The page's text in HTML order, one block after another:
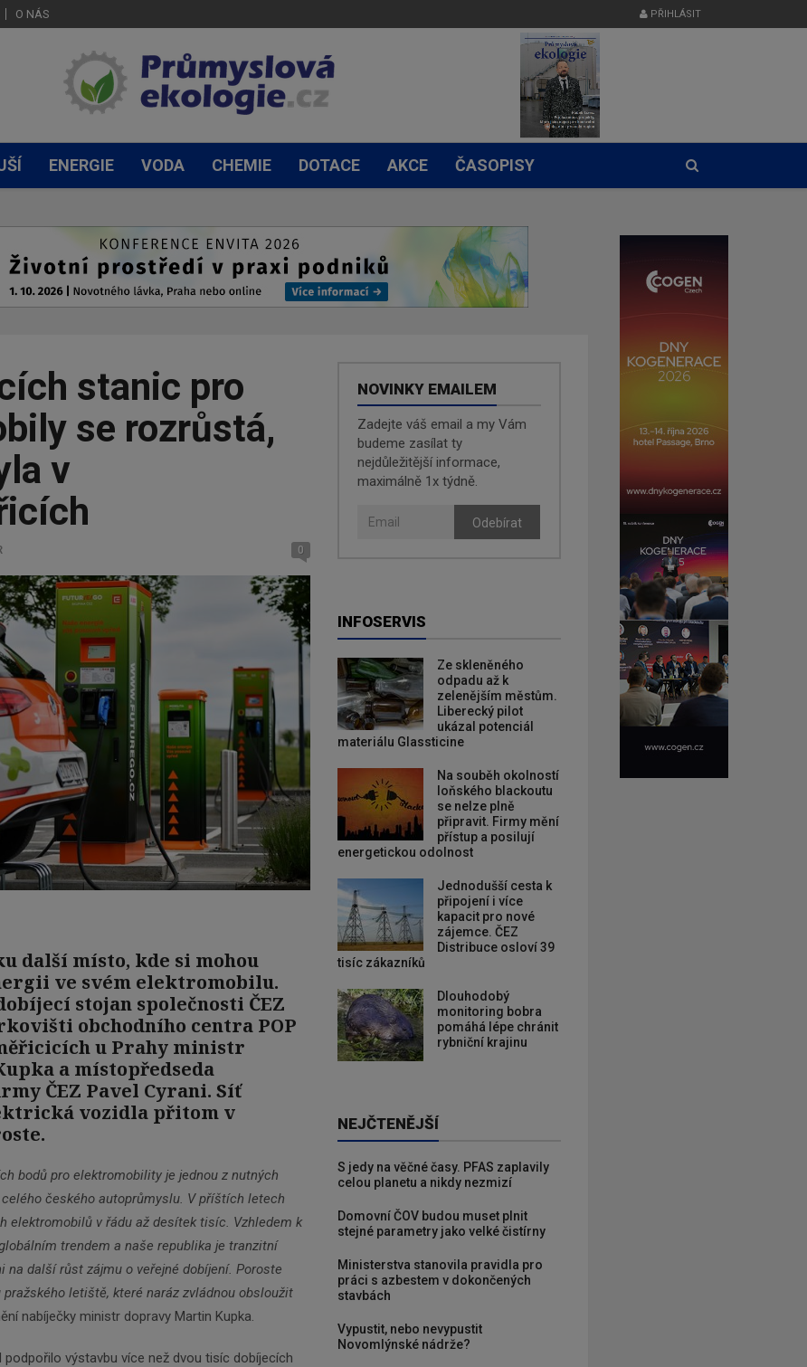
O NÁS PŘIHLÁSIT
ENERGIE VODA CHEMIE DOTACE AKCE ČASOPISY
stanic pro
se rozrůstá,
v
0
další místo, kde si mohou
ve svém elektromobilu.
stojan společnosti ČEZ
obchodního centra POP
u Prahy ministr
a místopředseda
ČEZ Pavel Cyrani. Síť
vozidla přitom v
bodů pro elektromobility je jednou z nutných
českého autoprůmyslu. V příštích letech
elektromobilů v řádu až desítek tisíc. Vzhledem k
trendem a naše republika je tranzitní
na další růst zájmu o veřejné dobíjení. Poroste
letiště, které naráz zvládnou obsloužit
nabíječky ministr dopravy Martin Kupka.
výstavbu více než dvou tisíc dobíjecích
NOVINKY EMAILEM
Zadejte váš email a my Vám
budeme zasílat ty
nejdůležitější informace,
maximálně 1x týdně.
Odebírat
INFOSERVIS
Ze skleněného
odpadu až k
zelenějším městům.
Liberecký pilot
ukázal potenciál
materiálu Glassticine
Na souběh okolností
loňského blackoutu
se nelze plně
připravit. Firmy mění
přístup a posilují
energetickou odolnost
Jednodušší cesta k
připojení i více
kapacit pro nové
zájemce. ČEZ
Distribuce osloví 39
tisíc zákazníků
Dlouhodobý
monitoring bobra
pomáhá lépe chránit
rybniční krajinu
NEJČTENĚJŠÍ
S jedy na věčné časy. PFAS zaplavily
celou planetu a nikdy nezmizí
Domovní ČOV budou muset plnit
stejné parametry jako velké čistírny
Ministerstva stanovila pravidla pro
práci s azbestem v dokončených
stavbách
Vypustit, nebo nevypustit
Novomlýnské nádrže?